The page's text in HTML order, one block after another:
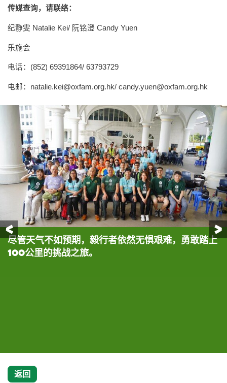
传媒查询，请联络：
纪静雯 Natalie Kei/ 阮铭澄 Candy Yuen
乐施会
电话：(852) 69391864/ 63793729
电邮： natalie.kei@oxfam.org.hk/ candy.yuen@oxfam.org.hk
前一页
尽管天气不如预期，毅行者依然无惧艰难，勇敢踏上
100公里的挑战之旅。
100公里路线方面，队号8049以11小时42分钟以第
一名完成，队员包括Jeffrey Ian Campbell、
「40周年限定版」路线方面，队号4048以5小时46
分钟以第一名完成，队员包括曾福祥、曾进杰、陈家
最后一支100公里路线参加队伍（队号1068）于11月
17日下午抵达终点屯门哈罗香港国际学校，以47小
匡智狮子会晨岗学校活动主任施Sir连续12年带领学
生参加乐施毅行者。
乐施大使梁钊峰与艺人米露迪组队参加乐施毅行者。
乐施大使梁钊峰与艺人米露迪组队参加乐施毅行者。
乐施大使梁钊峰与艺人米露迪组队参加乐施毅行者。
乐施大使梁钊峰的粉丝在凌晨到终点支持。
星级毅行者吴业坤及伍富桥连续两年挑战参加乐施毅
行者。
星级毅行者吴业坤及伍富桥连续两年挑战参加乐施毅
行者。
队号0263四人第一次参加:「我们暂时完成了接近80
公里，仍然觉得终点在望。我们中途绝对有想过放
队号0834其中一位成员第三次参加，而另外三位则
第一次参与:「昨天和今天都有下雨，令我们满脚泥
返回